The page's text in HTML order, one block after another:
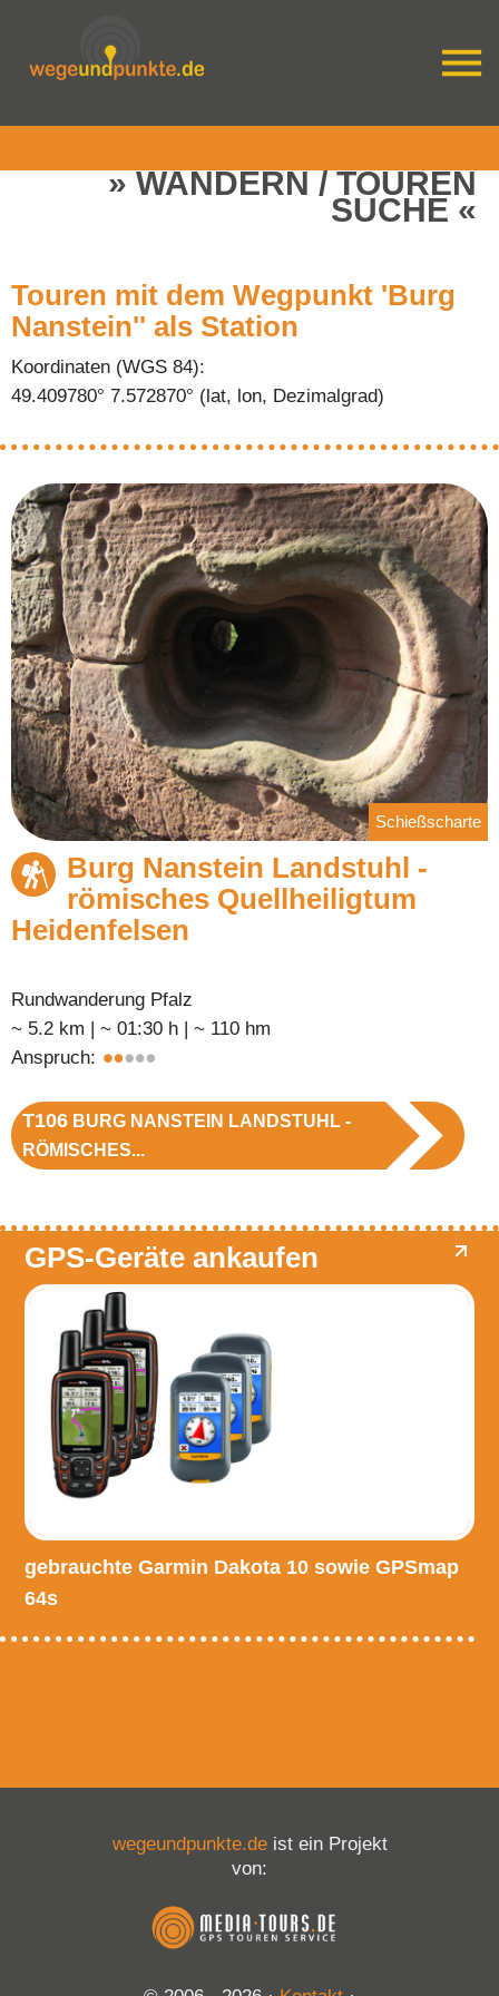
WANDERN / TOUREN
SUCHE
Touren mit dem Wegpunkt 'Burg
Nanstein'' als Station
Koordinaten (WGS 84):
49.409780° 7.572870° (lat, lon, Dezimalgrad)
Schießscharte
Burg Nanstein Landstuhl -
römisches Quellheiligtum
Heidenfelsen
Rundwanderung Pfalz
~ 5.2 km | ~ 01:30 h | ~ 110 hm
Anspruch:
T106 BURG NANSTEIN LANDSTUHL -
RÖMISCHES...
GPS-Geräte ankaufen
gebrauchte Garmin Dakota 10 sowie GPSmap
64s
wegeundpunkte.deist ein Projekt
von: